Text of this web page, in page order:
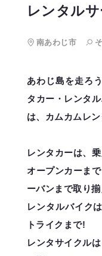
レンタル
南あわじ市
あわじ島を走ろ
タカー・レンタ
は、カムカムレ
レンタカーは、
オープンカーま
ーバンまで取り揃
レンタルバイク
トライクまで!
レンタサイクル